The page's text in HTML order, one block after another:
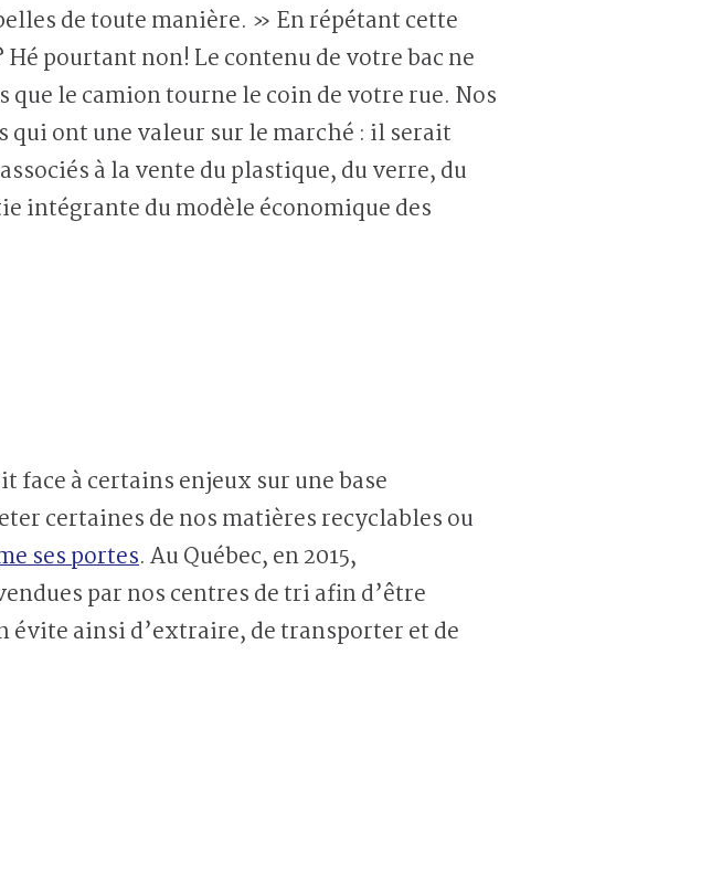
Hé pourtant non! Le contenu de votre bac ne
le camion tourne le coin de votre rue. Nos
ont une valeur sur le marché : il serait
à la vente du plastique, du verre, du
intégrante du modèle économique des
face à certains enjeux sur une base
certaines de nos matières recyclables ou
ses portes. Au Québec, en 2015,
par nos centres de tri afin d’être
évite ainsi d’extraire, de transporter et de